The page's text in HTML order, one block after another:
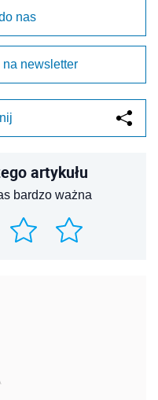
nas
newsletter
artykułu
bardzo ważna